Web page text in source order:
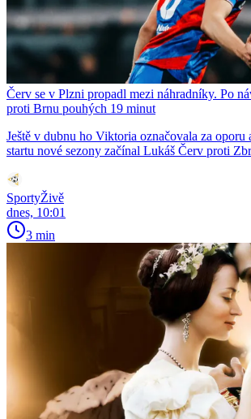
Červ se v Plzni propadl mezi náhradníky. Po
proti Brnu pouhých 19 minut
Ještě v dubnu ho Viktoria označovala za oporu
startu nové sezony začínal Lukáš Červ proti
SportyŽivě
dnes, 10:01
3 min